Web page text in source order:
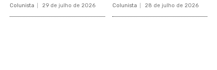
Colunista 29 de julho de 2026 Colunista 28 de julho de 2026